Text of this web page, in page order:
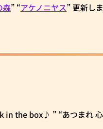
森” “アケノニヤス” 更新し
in the box♪ ” “あつまれ